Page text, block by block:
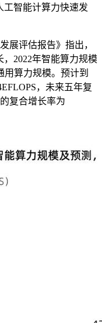
工智能计算力快速发
评估报告》指出，
2022年智能算力规模
用算力规模。预计到
，未来五年复
复合增长率为